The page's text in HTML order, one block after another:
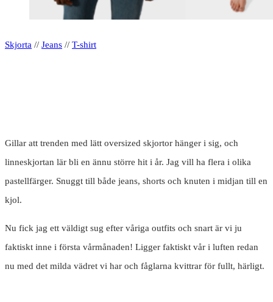
Skjorta // Jeans // T-shirt
Gillar att trenden med lätt oversized skjortor hänger i sig, och
linneskjortan lär bli en ännu större hit i år. Jag vill ha flera i olika
pastellfärger. Snuggt till både jeans, shorts och knuten i midjan till en
kjol.
Nu fick jag ett väldigt sug efter våriga outfits och snart är vi ju
faktiskt inne i första vårmånaden! Ligger faktiskt vår i luften redan
nu med det milda vädret vi har och fåglarna kvittrar för fullt, härligt.